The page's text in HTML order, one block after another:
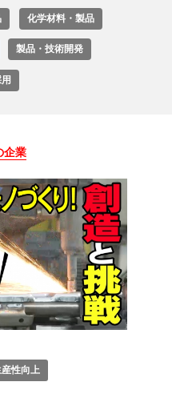
化学材料・製品
製品・技術開発
企業
産性向上